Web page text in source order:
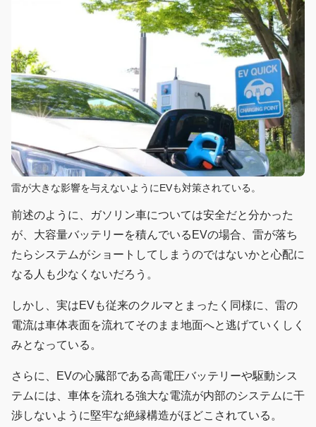
雷が大きな影響を与えないようにEVも対策されている。
前述のように、ガソリン車については安全だと分かった
が、大容量バッテリーを積んでいるEVの場合、雷が落ち
たらシステムがショートしてしまうのではないかと心配に
なる人も少なくないだろう。
しかし、実はEVも従来のクルマとまったく同様に、雷の
電流は車体表面を流れてそのまま地面へと逃げていくしく
みとなっている。
さらに、EVの心臓部である高電圧バッテリーや駆動シス
テムには、車体を流れる強大な電流が内部のシステムに干
渉しないように堅牢な絶縁構造がほどこされている。